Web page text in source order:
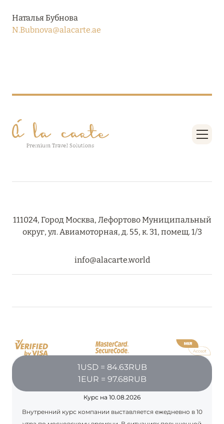
Подробнее
ЭКСКЛЮЗИВНО»
20 августа 2024
И ULTIMA COURCHEVEL
08 августа 2024
АКУЛЫ И ПРЕДЛОЖЕНИЯ ОТ ОТЕЛЯ
СПЕЦИАЛЬНЫМ ЦЕНАМ
BIJAL: АКТУАЛЬНЫЕ СПЕЦИАЛЬНЫЕ
Наталья Бубнова
N.Bubnova@alacarte.ae
111024, Город Москва, Лефортово Муниципальный
округ, ул. Авиамоторная, д. 55, к. 31, помещ. 1/3
info@alacarte.world
1USD = 84.63RUB
1EUR = 97.68RUB
Курс на 10.08.2026
Внутренний курс компании выставляется ежедневно в 10